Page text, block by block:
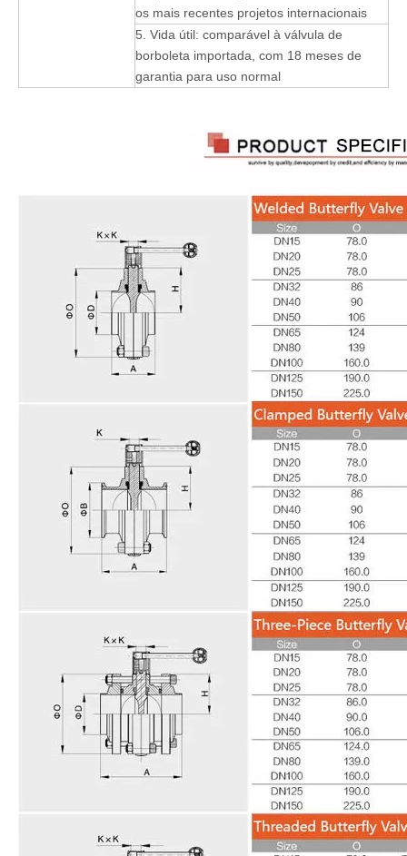
os mais recentes projetos internacionais
5. Vida útil: comparável à válvula de
borboleta importada, com 18 meses de
garantia para uso normal